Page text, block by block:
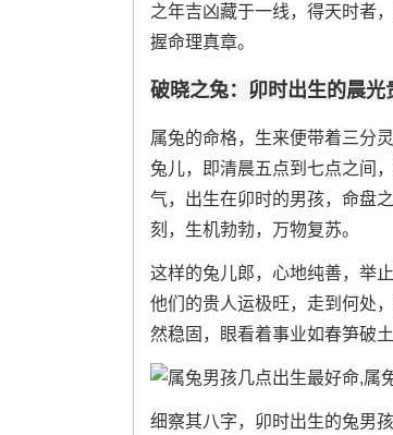
之年吉凶藏于一线，得天时者
握命理真章。
破晓之兔：卯时出生的晨光
属兔的命格，生来便带着三分
兔儿，即清晨五点到七点之间
气，出生在卯时的男孩，命盘
刻，生机勃勃，万物复苏。
这样的兔儿郎，心地纯善，举
他们的贵人运极旺，走到何处
然稳固，眼看着事业如春笋破土
细察其八字，卯时出生的兔男